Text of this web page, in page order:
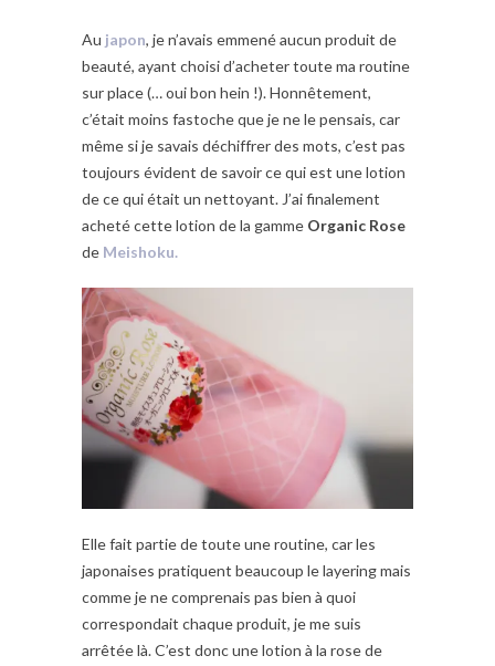
Au japon, je n’avais emmené aucun produit de
beauté, ayant choisi d’acheter toute ma routine
sur place (… oui bon hein !). Honnêtement,
c’était moins fastoche que je ne le pensais, car
même si je savais déchiffrer des mots, c’est pas
toujours évident de savoir ce qui est une lotion
de ce qui était un nettoyant. J’ai finalement
acheté cette lotion de la gamme Organic Rose
de Meishoku.
Elle fait partie de toute une routine, car les
japonaises pratiquent beaucoup le layering mais
comme je ne comprenais pas bien à quoi
correspondait chaque produit, je me suis
arrêtée là. C’est donc une lotion à la rose de